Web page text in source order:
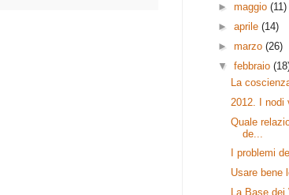
►maggio(11)
►aprile(14)
►marzo(26)
▼febbraio
La
2012. I nodi
Quale
de...
I problemi
Usare bene
La Base